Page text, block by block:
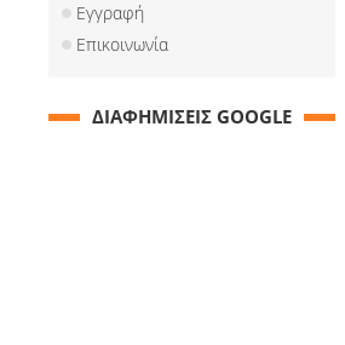
Εγγραφή
Επικοινωνία
ΔΙΑΦΗΜΙΣΕΙΣ GOOGLE